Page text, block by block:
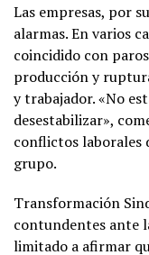
Las empresas, por
alarmas. En varios
coincidido con
producción y
y trabajador. «No
desestabilizar»,
conflictos laborales
grupo.
Transformación
contundentes ante
limitado a afirmar